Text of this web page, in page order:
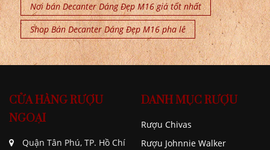
Nơi bán Decanter Dáng Đẹp M16 giá tốt nhất
Shop Bán Decanter Dáng Đẹp M16 pha lê
CỬA HÀNG RƯỢU
NGOẠI
Quận Tân Phú, TP. Hồ Chí
DANH MỤC RƯỢU
Rượu Chivas
Rượu Johnnie Walker